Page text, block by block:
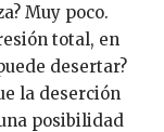
Muy poco.
total, en
desertar?
la deserción
posibilidad